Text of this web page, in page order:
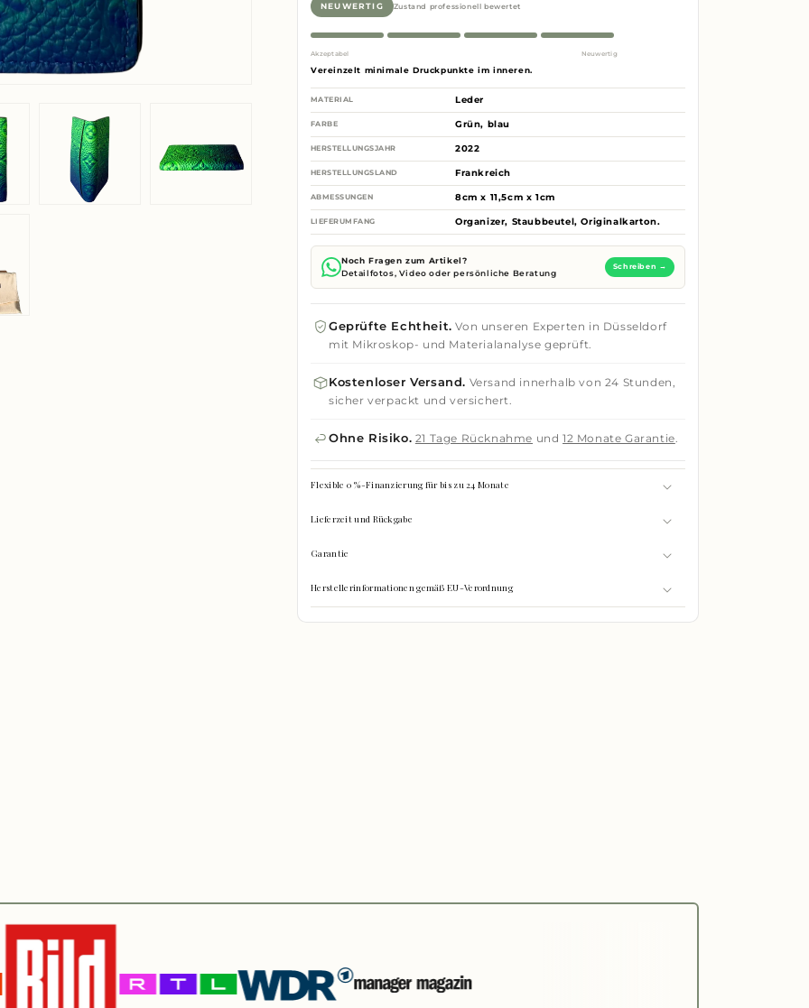
NEUWERTIG Zustand professionell bewertet
Akzeptabel Neuwertig
Vereinzelt minimale Druckpunkte im inneren.
MATERIAL Leder
FARBE Grün, blau
HERSTELLUNGSJAHR 2022
HERSTELLUNGSLAND Frankreich
ABMESSUNGEN 8cm x 11,5cm x 1cm
LIEFERUMFANG Organizer, Staubbeutel, Originalkarton.
Noch Fragen zum Artikel?
Detailfotos, Video oder persönliche Beratung
Schreiben →
Geprüfte Echtheit. Von unseren Experten in Düsseldorf
mit Mikroskop- und Materialanalyse geprüft.
Kostenloser Versand. Versand innerhalb von 24 Stunden,
sicher verpackt und versichert.
Ohne Risiko. 21 Tage Rücknahme und12 Monate Garantie
Flexible 0 %-Finanzierung für bis zu 24 Monate
Lieferzeit und Rückgabe
Garantie
Herstellerinformationen gemäß EU-Verordnung